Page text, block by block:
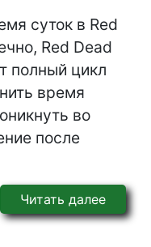
суток в Red
Red Dead
полный цикл
время
во
после
Читать далее